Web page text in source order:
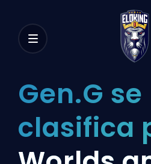
Gen.G se
clasifica